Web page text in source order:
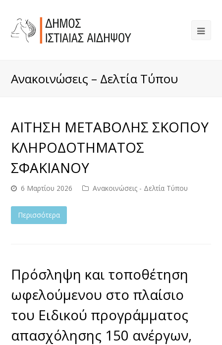
Ανακοινώσεις – Δελτία Τύπου
ΑΙΤΗΣΗ ΜΕΤΑΒΟΛΗΣ ΣΚΟΠΟΥ
ΚΛΗΡΟΔΟΤΗΜΑΤΟΣ
ΣΦΑΚΙΑΝΟΥ
6 Μαρτίου 2026 Ανακοινώσεις - Δελτία Τύπου
Περισσότερα
Πρόσληψη και τοποθέτηση
ωφελούμενου στο πλαίσιο
του Ειδικού προγράμματος
απασχόλησης 150 ανέργων,